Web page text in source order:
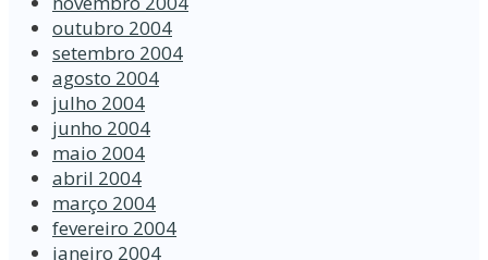
outubro 2004
setembro 2004
agosto 2004
julho 2004
junho 2004
maio 2004
abril 2004
março 2004
fevereiro 2004
janeiro 2004